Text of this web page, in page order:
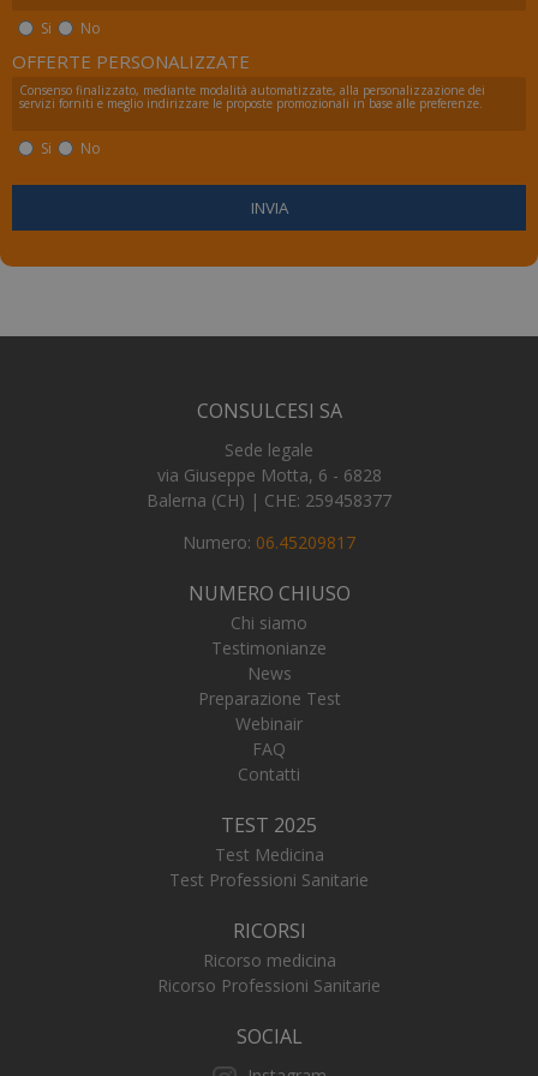
Si No
OFFERTE PERSONALIZZATE
Consenso finalizzato, mediante modalità automatizzate, alla personalizzazione dei
servizi forniti e meglio indirizzare le proposte promozionali in base alle preferenze.
Si No
CONSULCESI SA
Sede legale
via Giuseppe Motta, 6 - 6828
Balerna (CH) | CHE: 259458377
Numero: 06.45209817
NUMERO CHIUSO
Chi siamo
Testimonianze
News
Preparazione Test
Webinair
FAQ
Contatti
TEST 2025
Test Medicina
Test Professioni Sanitarie
RICORSI
Ricorso medicina
Ricorso Professioni Sanitarie
SOCIAL
_ga
Google LLC
1
_ga_FZHNWL9SQ9 .numerochiuso.info